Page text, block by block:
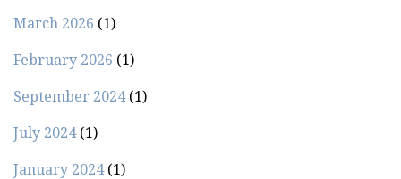
March 2026 (1)
February 2026 (1)
September 2024(1)
July 2024(1)
January 2024(1)